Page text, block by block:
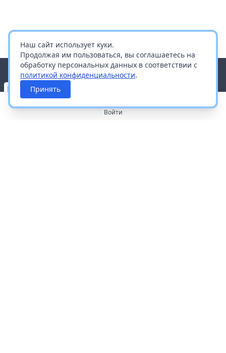
Наш сайт использует куки.
Продолжая им пользоваться, вы соглашаетесь на
обработку персональных данных в соответствии с
политикой конфиденциальности.
Принять
Войти